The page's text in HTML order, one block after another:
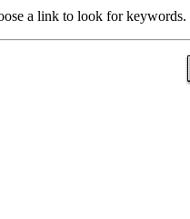
a link to look for keywords.